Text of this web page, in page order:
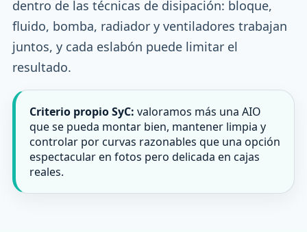
dentro de las técnicas de disipación: bloque,
fluido, bomba, radiador y ventiladores trabajan
juntos, y cada eslabón puede limitar el
resultado.
Criterio propio SyC: valoramos más una AIO
que se pueda montar bien, mantener limpia y
controlar por curvas razonables que una opción
espectacular en fotos pero delicada en cajas
reales.